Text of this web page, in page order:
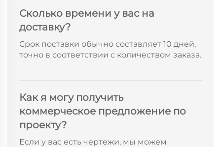
Сколько времени у вас на
доставку?
Срок поставки обычно составляет 10 дней,
точно в соответствии с количеством заказа.
Как я могу получить
коммерческое предложение по
проекту?
Если у вас есть чертежи, мы можем